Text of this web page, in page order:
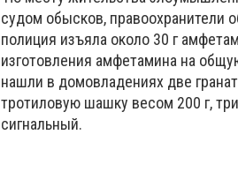
судом обысков,
полиция изъяла около 30 г
изготовления амфетамина на
нашли в домовладениях две
тротиловую шашку весом 200 г,
сигнальный.